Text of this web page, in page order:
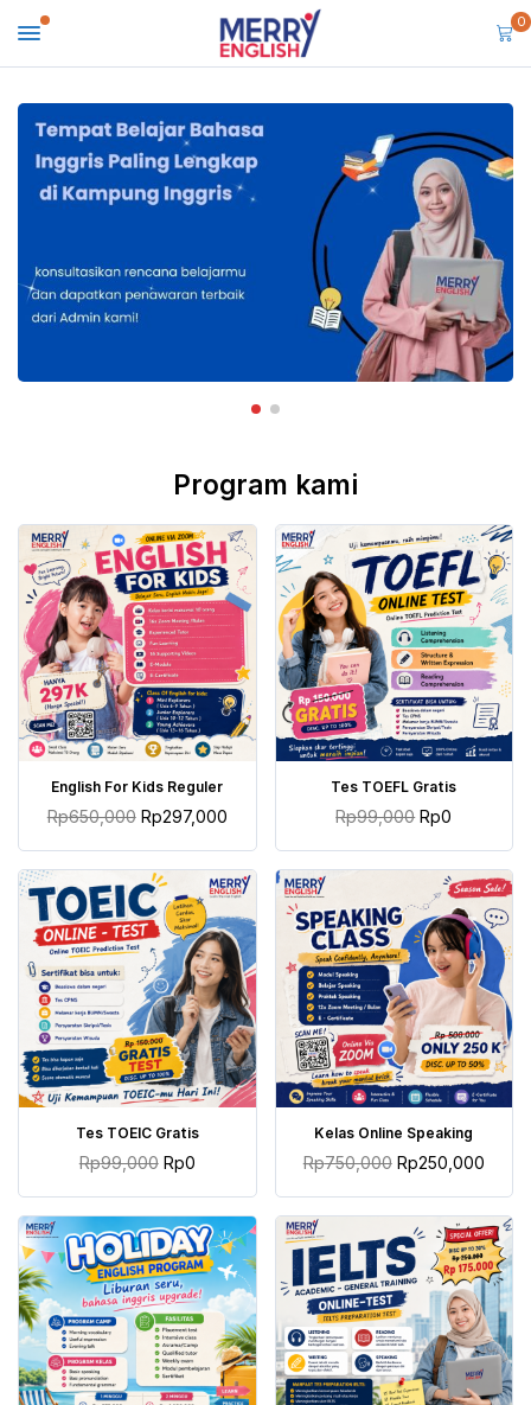
0
Program kami
TAMBAH KE KERANJANG
English For Kids Reguler
Rp650,000 Rp297,000
TAMBAH KE KERANJANG
Tes TOEFL Gratis
Rp99,000 Rp0
TAMBAH KE KERANJANG
Tes TOEIC Gratis
Rp99,000 Rp0
TAMBAH KE KERANJANG
Kelas Online Speaking
Rp750,000 Rp250,000